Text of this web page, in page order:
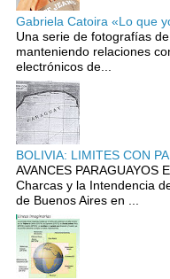
Gabriela Catoira «Lo que
Una serie de fotografías
manteniendo relaciones
electrónicos de...
BOLIVIA: LIMITES CON
AVANCES PARAGUAYOS
Charcas y la Intendencia
de Buenos Aires en ...